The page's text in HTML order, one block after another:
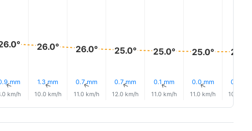
mm
↑
km/h
26.0°
1.3 mm
↑
10.0 km/h
26.0°
0.7 mm
↑
11.0 km/h
25.0°
0.7 mm
↑
12.0 km/h
25.0°
0.1 mm
↑
11.0 km/h
25.0°
0.0 mm
↑
11.0 km/h
25.0°
0.4 mm
10.0 km/h